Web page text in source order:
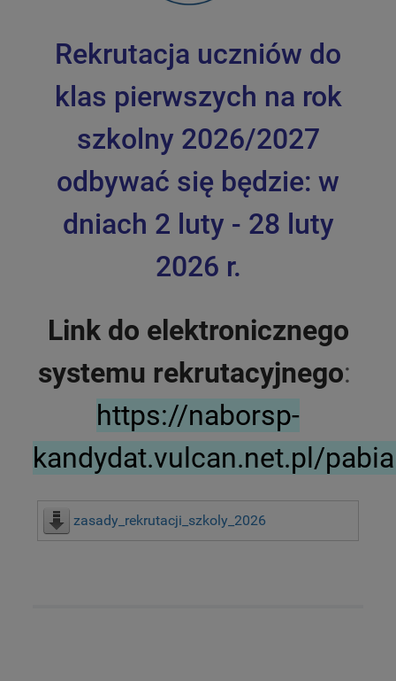
Rekrutacja uczniów do
klas pierwszych na rok
szkolny 2026/2027
odbywać się będzie: w
dniach 2 luty - 28 luty
2026 r.
Link do elektronicznego
systemu rekrutacyjnego:
https://naborsp-
kandydat.vulcan.net.pl/
zasady_rekrutacji_szkoly_2026